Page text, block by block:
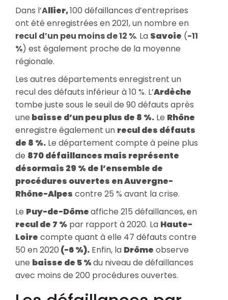
Dans l’Allier,100 défaillances d’entreprises
ont été enregistrées en 2021, un nombre en
recul d’un peu moins de 12 %. La Savoie (-11
%) est également proche de la moyenne
régionale.
Les autres départements enregistrent un
recul des défauts inférieur à 10 %. L’Ardèche
tombe juste sous le seuil de 90 défauts après
une baisse d’un peu plus de 8 %. Le Rhône
enregistre également un recul des défauts
de 8 %. Le département compte à peine plus
de 870 défaillances mais représente
désormais 29 % de l’ensemble de
procédures ouvertes en Auvergne-
Rhône-Alpes contre 25 % avant la crise.
Le Puy-de-Dômeaffiche 215 défaillances, en
recul de 7 % par rapport à 2020. La Haute-
Loire compte quant à elle 47 défauts contre
50 en 2020 (-6 %). Enfin, la Drôme observe
une baisse de 5 %du niveau de défaillances
avec moins de 200 procédures ouvertes.